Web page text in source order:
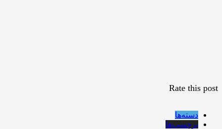
Rate this post
دسته‌ها
برچسب‌ها